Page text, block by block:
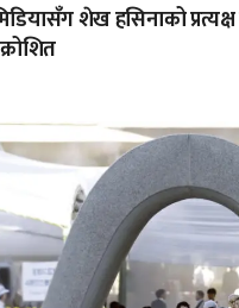
शेख हसिनाको